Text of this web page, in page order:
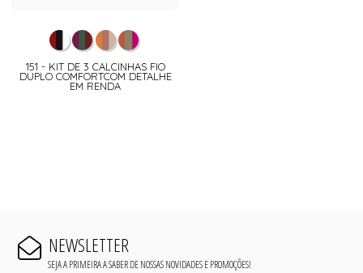
151 - KIT DE 3 CALCINHAS FIO
DUPLO COMFORTCOM DETALHE
EM RENDA
NEWSLETTER
SEJA A PRIMEIRA A SABER DE NOSSAS NOVIDADES E PROMOÇÕES!